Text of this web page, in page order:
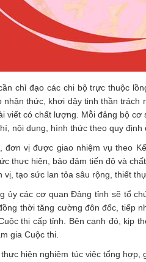
chỉ đạo các chi bộ trực thuộc
nhận thức, khơi dậy tinh thần
viết có chất lượng. Mỗi đảng bộ
nội dung, hình thức theo quy định
đơn vị được giao nhiệm vụ theo
thực hiện, bảo đảm tiến độ và
tạo sức lan tỏa sâu rộng, thiết
ủy các cơ quan Đảng tỉnh sẽ tổ
thời tăng cường đôn đốc, tiếp
thi cấp tỉnh. Bên cạnh đó, kịp
gia Cuộc thi.
hiện nghiêm túc việc tổng